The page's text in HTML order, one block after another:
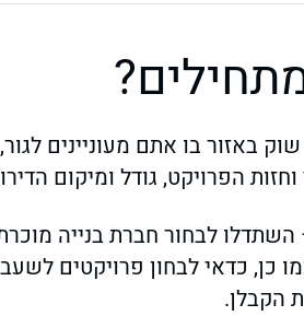
באזור בו אתם מעוניינים
הפרויקט, גודל ומיקום
השתדלו לבחור חברת בנייה
כן, כדאי לבחון פרויקטים
הקבלן.